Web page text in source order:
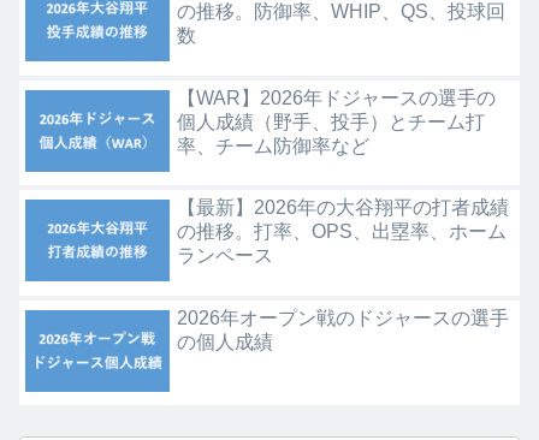
の推移。防御率、WHIP、QS、投球回
数
【WAR】2026年ドジャースの選手の
個人成績（野手、投手）とチーム打
率、チーム防御率など
【最新】2026年の大谷翔平の打者成績
の推移。打率、OPS、出塁率、ホーム
ランペース
2026年オープン戦のドジャースの選手
の個人成績